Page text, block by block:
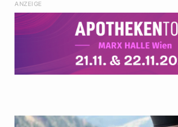
ANZEIGE